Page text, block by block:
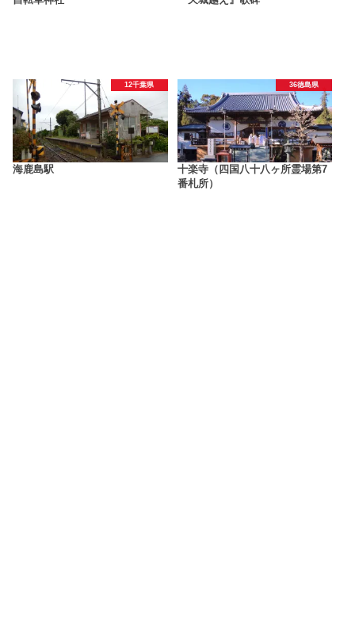
12千葉県
海鹿島駅
36徳島県
十楽寺（四国八十八ヶ所霊場第7
番札所）